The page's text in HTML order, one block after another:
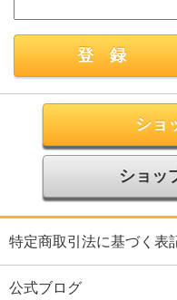
ショ
ショッ
特定商取引法に基づく表
公式ブログ